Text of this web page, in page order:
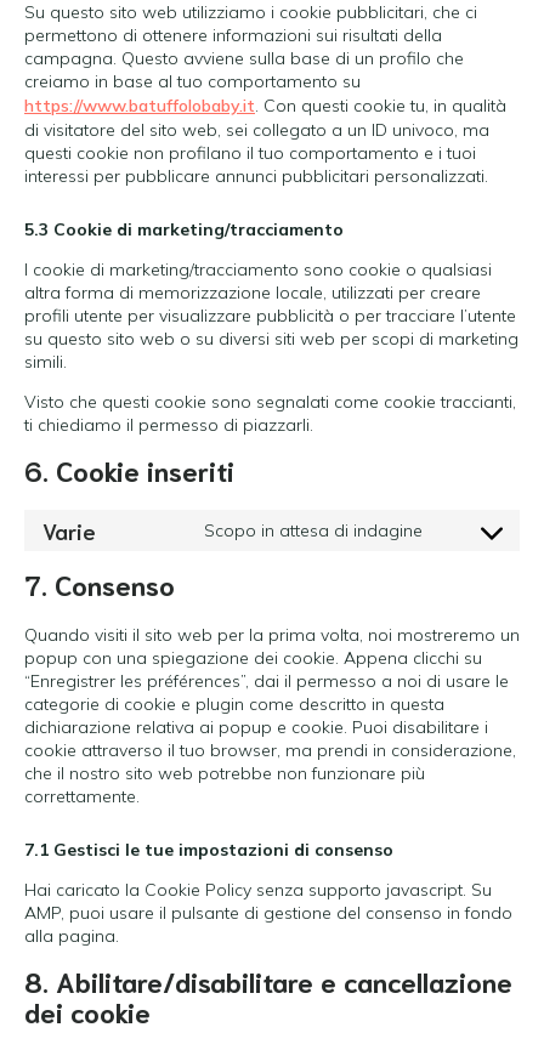
Su questo sito web utilizziamo i cookie pubblicitari, che ci
permettono di ottenere informazioni sui risultati della
campagna. Questo avviene sulla base di un profilo che
creiamo in base al tuo comportamento su
https://www.batuffolobaby.it. Con questi cookie tu, in qualità
di visitatore del sito web, sei collegato a un ID univoco, ma
questi cookie non profilano il tuo comportamento e i tuoi
interessi per pubblicare annunci pubblicitari personalizzati.
5.3 Cookie di marketing/tracciamento
I cookie di marketing/tracciamento sono cookie o qualsiasi
altra forma di memorizzazione locale, utilizzati per creare
profili utente per visualizzare pubblicità o per tracciare l’utente
su questo sito web o su diversi siti web per scopi di marketing
simili.
Visto che questi cookie sono segnalati come cookie traccianti,
ti chiediamo il permesso di piazzarli.
6. Cookie inseriti
Varie Scopo in attesa di indagine
Consent
7. Consenso
Quando visiti il sito web per la prima volta, noi mostreremo un
popup con una spiegazione dei cookie. Appena clicchi su
“Enregistrer les préférences”, dai il permesso a noi di usare le
categorie di cookie e plugin come descritto in questa
dichiarazione relativa ai popup e cookie. Puoi disabilitare i
cookie attraverso il tuo browser, ma prendi in considerazione,
che il nostro sito web potrebbe non funzionare più
correttamente.
7.1 Gestisci le tue impostazioni di consenso
Hai caricato la Cookie Policy senza supporto javascript. Su
AMP, puoi usare il pulsante di gestione del consenso in fondo
alla pagina.
8. Abilitare/disabilitare e cancellazione
dei cookie